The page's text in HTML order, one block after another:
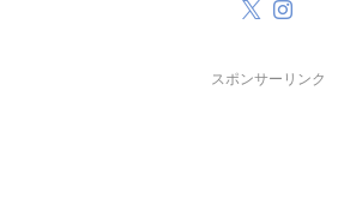
スポンサーリンク